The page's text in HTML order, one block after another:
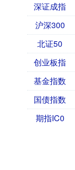
深证成指
沪深300
北证50
创业板指
基金指数
国债指数
期指IC0